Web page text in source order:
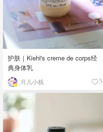
护肤｜Kiehl's creme de corps经
典身体乳
月儿小栈 5